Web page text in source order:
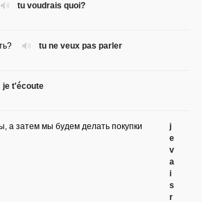
tu voudrais quoi?
tu ne veux pas parler
je t'écoute
j
e
v
a
i
s
r
а затем мы будем делать покупки